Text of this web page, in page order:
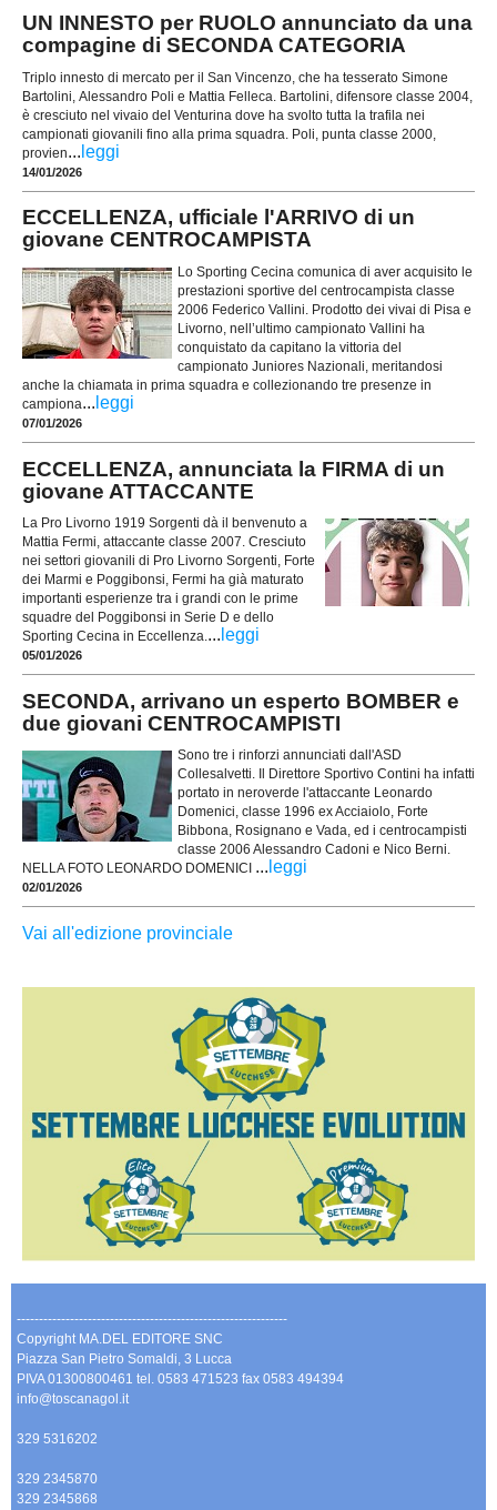
UN INNESTO per RUOLO annunciato da una
compagine di SECONDA CATEGORIA
Triplo innesto di mercato per il San Vincenzo, che ha tesserato Simone
Bartolini, Alessandro Poli e Mattia Felleca. Bartolini, difensore classe 2004,
è cresciuto nel vivaio del Venturina dove ha svolto tutta la trafila nei
campionati giovanili fino alla prima squadra. Poli, punta classe 2000,
provien... leggi
14/01/2026
ECCELLENZA, ufficiale l'ARRIVO di un
giovane CENTROCAMPISTA
Lo Sporting Cecina comunica di aver acquisito le
prestazioni sportive del centrocampista classe
2006 Federico Vallini. Prodotto dei vivai di Pisa e
Livorno, nell’ultimo campionato Vallini ha
conquistato da capitano la vittoria del
campionato Juniores Nazionali, meritandosi
anche la chiamata in prima squadra e collezionando tre presenze in
campiona... leggi
07/01/2026
ECCELLENZA, annunciata la FIRMA di un
giovane ATTACCANTE
La Pro Livorno 1919 Sorgenti dà il benvenuto a
Mattia Fermi, attaccante classe 2007. Cresciuto
nei settori giovanili di Pro Livorno Sorgenti, Forte
dei Marmi e Poggibonsi, Fermi ha già maturato
importanti esperienze tra i grandi con le prime
squadre del Poggibonsi in Serie D e dello
Sporting Cecina in Eccellenza.... leggi
05/01/2026
SECONDA, arrivano un esperto BOMBER e
due giovani CENTROCAMPISTI
Sono tre i rinforzi annunciati dall'ASD
Collesalvetti. Il Direttore Sportivo Contini ha infatti
portato in neroverde l'attaccante Leonardo
Domenici, classe 1996 ex Acciaiolo, Forte
Bibbona, Rosignano e Vada, ed i centrocampisti
classe 2006 Alessandro Cadoni e Nico Berni.
NELLA FOTO LEONARDO DOMENICI ... leggi
02/01/2026
Vai all'edizione provinciale
-------------------------------------------------------------
Copyright MA.DEL EDITORE SNC
Piazza San Pietro Somaldi, 3 Lucca
PIVA 01300800461 tel. 0583 471523 fax 0583 494394
info@toscanagol.it
329 5316202
329 2345870
329 2345868